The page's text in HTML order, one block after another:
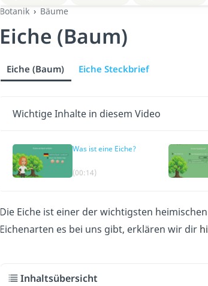
Botanik
Bäume
Eiche (Baum)
Eiche (Baum) Eiche Steckbrief
Wichtige Inhalte in diesem Video
Was ist eine Eiche?
(00:14)
Die Eiche ist einer der wichtigsten
Eichenarten es bei uns gibt, erklären wir dir
Inhaltsübersicht